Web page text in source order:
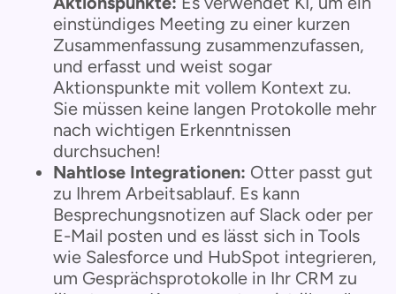
einstündiges Meeting zu einer kurzen
Zusammenfassung zusammenzufassen,
und erfasst und weist sogar
Aktionspunkte mit vollem Kontext zu.
Sie müssen keine langen Protokolle mehr
nach wichtigen Erkenntnissen
durchsuchen!
Nahtlose Integrationen: Otter passt gut
zu Ihrem Arbeitsablauf. Es kann
Besprechungsnotizen auf Slack oder per
E-Mail posten und es lässt sich in Tools
wie Salesforce und HubSpot integrieren,
um Gesprächsprotokolle in Ihr CRM zu